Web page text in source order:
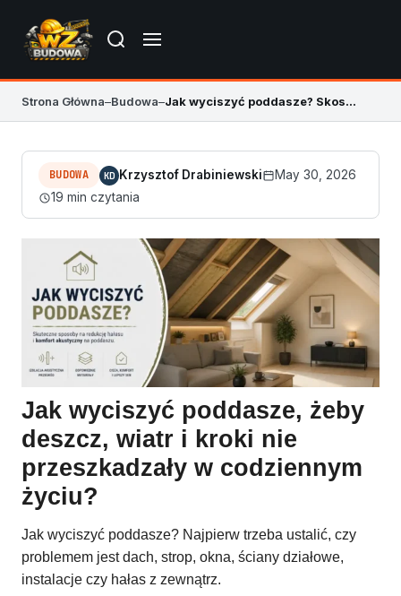
Strona Główna–Budowa– Jak wyciszyć poddasze? Skosy, dach i strop
BUDOWA KD Krzysztof Drabiniewski
May 30, 2026
19 min czytania
Jak wyciszyć poddasze, żeby
deszcz, wiatr i kroki nie
przeszkadzały w codziennym
życiu?
Jak wyciszyć poddasze? Najpierw trzeba ustalić, czy
problemem jest dach, strop, okna, ściany działowe,
instalacje czy hałas z zewnątrz.